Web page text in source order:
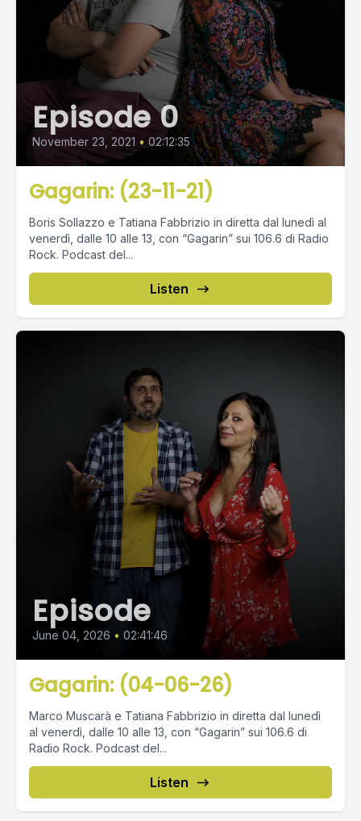
Episode 0
November 23, 2021 • 02:12:35
Gagarin: (23-11-21)
Boris Sollazzo e Tatiana Fabbrizio in diretta dal lunedì al
venerdì, dalle 10 alle 13, con “Gagarin” sui 106.6 di Radio
Rock. Podcast del...
Listen
Episode
June 04, 2026 • 02:41:46
Gagarin: (04-06-26)
Marco Muscarà e Tatiana Fabbrizio in diretta dal lunedì
al venerdì, dalle 10 alle 13, con “Gagarin” sui 106.6 di
Radio Rock. Podcast del...
Listen